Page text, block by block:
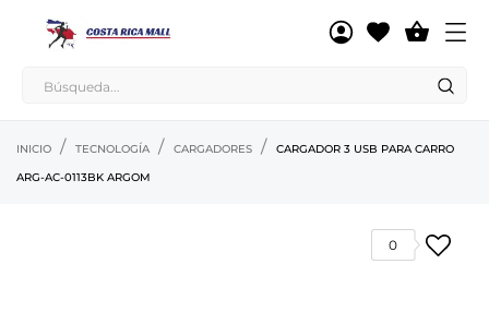

INICIO TECNOLOGÍA CARGADORES
CARGADOR 3 USB PARA CARRO
ARG-AC-0113BK ARGOM
0